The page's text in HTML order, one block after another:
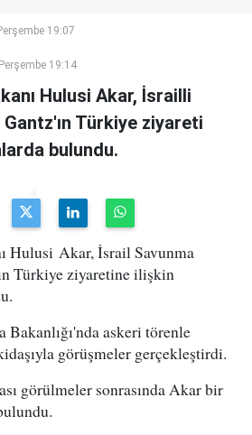
19:07
19:14
Hulusi Akar, İsrailli
Gantz'ın Türkiye ziyareti
bulundu.
Hulusi Akar, İsrail Savunma
Türkiye ziyaretine ilişkin
askeri törenle
görüşmeler gerçekleştirdi.
görülmeler sonrasında Akar bir